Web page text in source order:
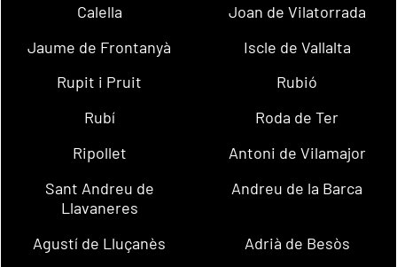
Calella
Joan de Vilatorrada
Jaume de Frontanyà
Iscle de Vallalta
Rupit i Pruit
Rubió
Rubí
Roda de Ter
Ripollet
Antoni de Vilamajor
Sant Andreu de
Llavaneres
Andreu de la Barca
Agustí de Lluçanès
Adrià de Besòs